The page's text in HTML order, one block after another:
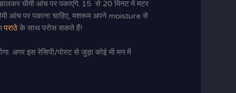
धीमी आंच पर पकाएंगे. 15 से 20 मिनट में मटर
आंच पर पकाना चाहिए, मशरूम अपने moisture से
पराठेके साथ परोस सकते हैं!
अगर इस रेसिपी/पोस्ट से जुड़ा कोई भी मन में